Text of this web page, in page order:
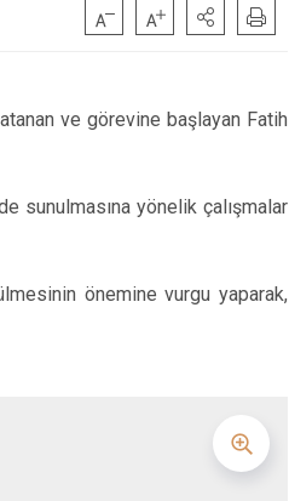
ve görevine başlayan Fatih
sunulmasına yönelik çalışmalar
önemine vurgu yaparak,